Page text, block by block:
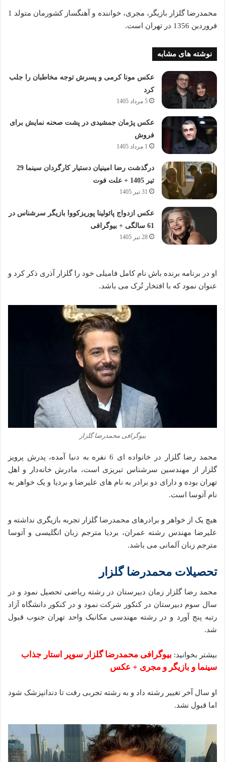
محمدرضا گلزار بازیگر، مجری، خواننده و آهنگساز کشورمان متولد 1
فروردین 1356 در تهران است.
نوشته های مشابه
عکس مونا کرمی و پسرش توجه مخاطبان را جلب
کرد
5 مرداد 1405
عکس پژمان جمشیدی در پشت صحنه نمایش برای
فروش
1 مرداد 1405
درگذشت رضا امینیان دستیار کارگردان سینما 29
تیر 1405 + علت فوت
31 تیر 1405
عکس ازدواج پائولینا پوریزکووا بازیگر سرشناس در
61 سالگی + بیوگرافی
28 تیر 1405
او در برنامه برنده باش نام کامل فامیلی خود را گلزار آذری ذکر کرد و
عنوان نمود که با افتخار تُرک می باشد.
بیوگرافی محمدرضا گلزار
محمد رضا گلزار در خانواده ای 6 نفره به دنیا آمده، پدرش پرویز
گلزار از مهندسین سرشناس تبریزی است، مادرش خانه‌دار و اهل
تهران بوده و دارای دو برادر به نام های علیرضا و بردیا و یک خواهر به
نام آتوسا است.
هیچ یک از خواهر و برادرهای محمدرضا گلزار تجربه بازیگری نداشته و
علیرضا مهندس رشته عمران، بردیا مترجم زبان انگلیسی و آتوسا
مترجم زبان آلمانی می باشد.
تحصیلات محمدرضا گلزار
محمد رضا گلزار زمان دبیرستان در رشته ریاضی تحصیل نمود و در
سال سوم دبیرستان در کنکور شرکت نمود و در کنکور دانشگاه آزاد
رتبه پنج آورد و در رشته‌ مهندسی مکانیک واحد تهران جنوب قبول
شد.
بیشتر بخوانید: بیوگرافی محمدرضا گلزار سوپر استار جذاب
سینما و بازیگر و مجری + عکس
او سال آخر تغییر رشته داد و به رشته‌ تجربی رفت تا دندانپزشک شود
اما قبول نشد.